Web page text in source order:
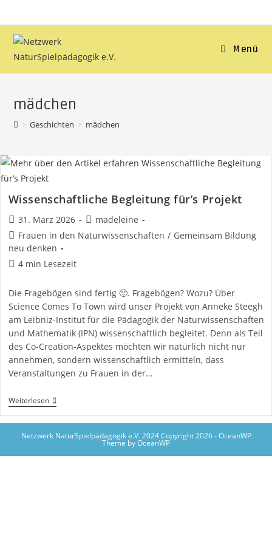
Inhalt
springen
Menü
mädchen
> Geschichten > mädchen
Wissenschaftliche Begleitung für’s Projekt
Beitrag
veröffentlicht:
31. März 2026
Beitrags-
Autor:
madeleine
Beitrags-
Kategorie:
Frauen in den Naturwissenschaften / Gemeinsam Bildung
neu denken
Lesedauer:
4 min Lesezeit
Die Fragebögen sind fertig 🙂. Fragebögen? Wozu? Über
Science Comes To Town wird unser Projekt von Anneke Steegh
am Leibniz-Institut für die Pädagogik der Naturwissenschaften
und Mathematik (IPN) wissenschaftlich begleitet. Denn als Teil
des Co-Creation-Aspektes möchten wir natürlich nicht nur
annehmen, sondern wissenschaftlich ermitteln, dass
Veranstaltungen zu Frauen in der…
WeiterlesenWissenschaftliche
Begleitung
Netzwerk NaturSpielpädagogik e.V. 2024 Copyright 2026 - OceanWP
Theme by OceanWP